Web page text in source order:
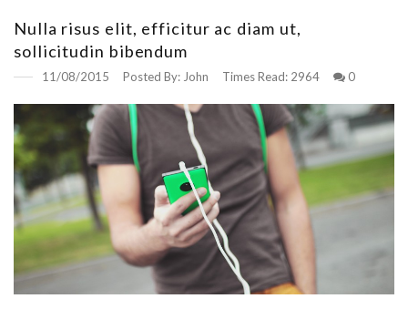
Nulla risus elit, efficitur ac diam ut,
sollicitudin bibendum
11/08/2015 Posted By: John Times Read: 2964 0